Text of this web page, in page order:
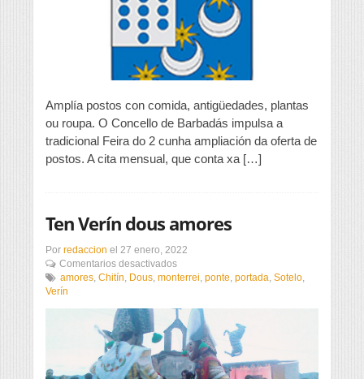
do
2
Amplía postos con comida, antigüedades, plantas
ou roupa. O Concello de Barbadás impulsa a
tradicional Feira do 2 cunha ampliación da oferta de
postos. A cita mensual, que conta xa […]
Ten Verín dous amores
Por redaccion el 27 enero, 2022
Comentarios desactivadosen
Ten
amores
amores, Chitín, Dous, monterrei, ponte, portada, Sotelo,
Verín